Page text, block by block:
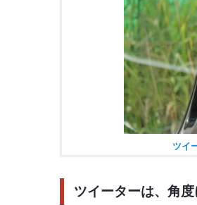
ツイ
ツイーターは、角